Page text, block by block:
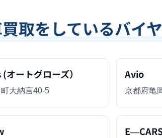
取をしているバイ
ートグローズ）
大納言40-5
Avio
京都府亀